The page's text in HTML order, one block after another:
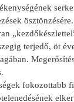
terjedő, öt
fokozottabb